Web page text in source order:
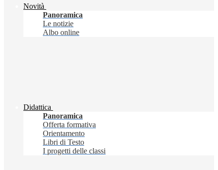
Novità
Panoramica
Le notizie
Albo online
Didattica
Panoramica
Offerta formativa
Orientamento
Libri di Testo
I progetti delle classi